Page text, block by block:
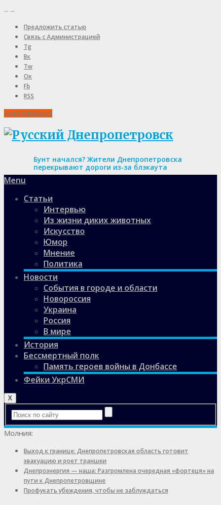
... ...
Предложить статью
Связь с Администрацией
Tg
Вк
Tw
Ок
Fb
RSS
Пожертвования
Бунт начался? Жители Днепропетровска
перекрывают дороги из-за блэкаута
Menu
Статьи
Интервью
Из жизни диких животных
Искусство
Юмор
Мнение
Политика
Новости
События в городе и области
Новороссия
Украина
Россия
В мире
История
Бессмертный полк
Память героев войны в Донбассе
Фейки УкрСМИ
X
Молния:
Выход к границе: Днепропетровская область готовит
эвакуацию и роет траншеи
Днепроэнергия — наша: Разгромлена очередная «фортеця» на
пути к Днепропетровщине
Профукать убеждения, чтобы не заблуждаться